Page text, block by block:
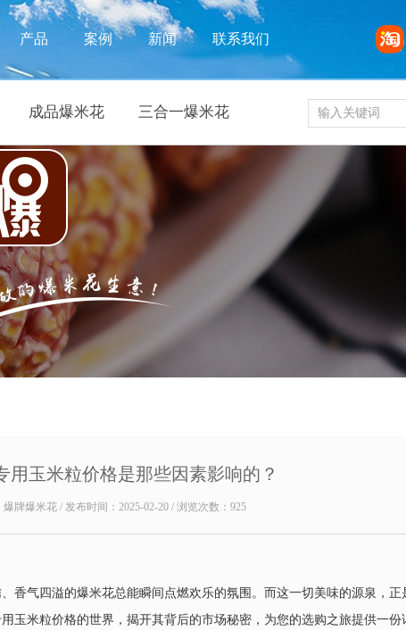
产品 案例 新闻 联系我们
成品爆米花 三合一爆米花
用玉米粒价格是那些因素影响的？
牌爆米花 / 发布时间：2025-02-20 / 浏览次数： 925
香气四溢的爆米花总能瞬间点燃欢乐的氛围。而这一切美味的源泉，
玉米粒价格的世界，揭开其背后的市场秘密，为您的选购之旅提供一份